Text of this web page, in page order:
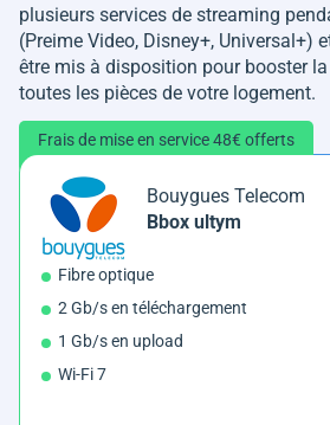
plusieurs services de streaming
(Preime Video, Disney+, Universal+)
être mis à disposition pour booster
toutes les pièces de votre logement.
Frais de mise en service 48€ offerts
Bouygues Telecom
Bbox ultym
Fibre optique
2 Gb/s en téléchargement
1 Gb/s en upload
Wi-Fi 7